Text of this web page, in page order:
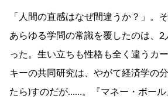
「人間の直感はなぜ間違うか？」。
あらゆる学問の常識を覆したのは、
った。生い立ちも性格も全く違うカ
キーの共同研究は、やがて経済学の
たら)すのだが……。『マネー・ボー